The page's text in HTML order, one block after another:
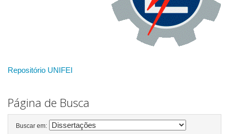
Repositório UNIFEI
Página de Busca
Buscar em: